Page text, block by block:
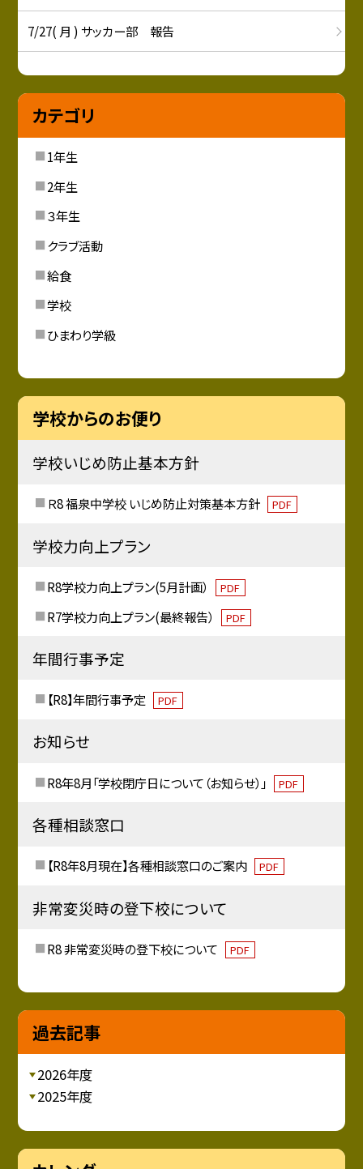
7/27( 月 ) サッカー部 報告
カテゴリ
1年生
2年生
３年生
クラブ活動
給食
学校
ひまわり学級
学校からのお便り
学校いじめ防止基本方針
Ｒ8 福泉中学校 いじめ防止対策基本方針 PDF
学校力向上プラン
R8学校力向上プラン(5月計画） PDF
R7学校力向上プラン(最終報告） PDF
年間行事予定
【R8】年間行事予定 PDF
お知らせ
R8年8月「学校閉庁日について（お知らせ）」 PDF
各種相談窓口
【R8年8月現在】各種相談窓口のご案内 PDF
非常変災時の登下校について
R8 非常変災時の登下校について PDF
過去記事
2026年度
2025年度